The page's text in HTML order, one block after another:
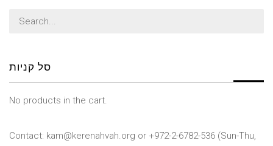
Search
סל קניות
No products in the cart.
Contact: kam@kerenahvah.org or +972-2-6782-536 (Sun-Thu,